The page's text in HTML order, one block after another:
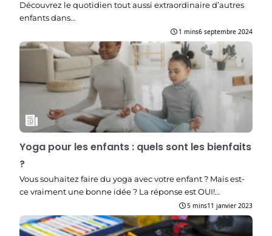
Découvrez le quotidien tout aussi extraordinaire d’autres
enfants dans…
1 mins6 septembre 2024
Yoga pour les enfants : quels sont les bienfaits
?
Vous souhaitez faire du yoga avec votre enfant ? Mais est-
ce vraiment une bonne idée ? La réponse est OUI!…
5 mins11 janvier 2023